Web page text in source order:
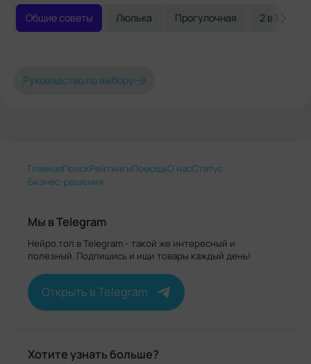
Общие советы Люлька Прогулочная 2 в 1
Руководство по выбору
ГлавнаяПоискРейтингиПомощьО насСтатус
Бизнес-решения
Мы в Telegram
Нейро.топ в Telegram - такой же интересный и
полезный. Подпишись и ищи товары каждый день!
Открыть в Telegram
Хотите узнать больше?